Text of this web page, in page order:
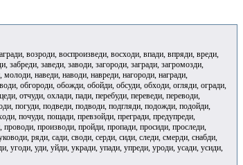
возроди, воспроизведи, восходи, впади, впряди, вреди,
заведи, заводи, загороди, загради, загромозди,
наведи, наводи, навреди, нагороди, награди,
обгороди, обожди, обойди, обсуди, обходи, огляди, огради,
отчуди, охлади, пади, перебуди, переведи, переводи,
погуди, подведи, подводи, подгляди, подожди, подойди,
почуди, пощади, превзойди, прегради, предупреди,
производи, пройди, пропади, просиди, проследи,
ряди, сади, своди, серди, сиди, следи, смерди, снабди,
угоди, уди, уйди, укради, упади, упреди, уроди, усади, усиди,